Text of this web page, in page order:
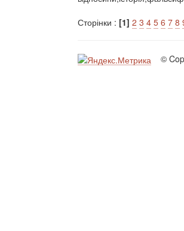
Сторінки : [1] 2 3 4 5 6 7 8
©